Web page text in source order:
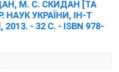
М. С. СКИДАН [ТА
НАУК УКРАЇНИ, ІН-Т
- 32 С. - ISBN 978-